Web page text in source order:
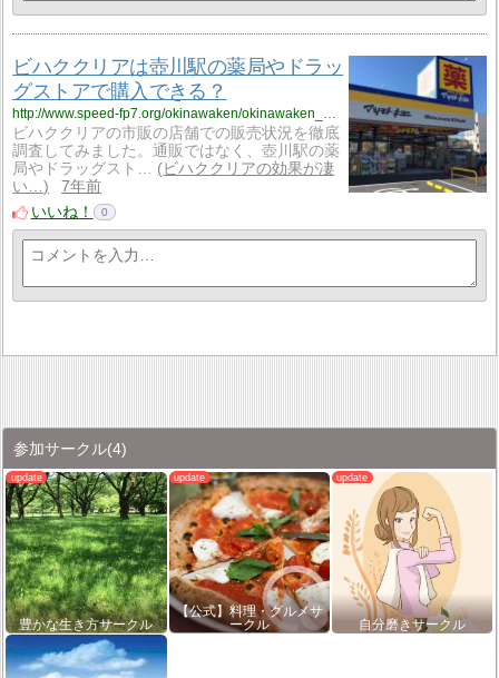
ビハククリアは壺川駅の薬局やドラッ
グストアで購入できる？
ビハククリアの市販の店舗での販売状況を徹底
調査してみました。通販ではなく、壺川駅の薬
局やドラッグスト…
ビハククリアの効果が凄
い…
7年前
いいね！
0
参加サークル(4)
豊かな生き方サークル
【公式】料理・グルメサ
ークル
自分磨きサークル